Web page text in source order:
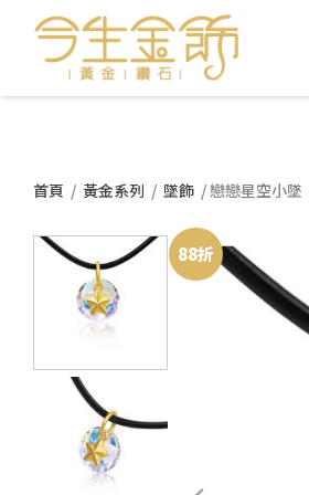
首頁 / 黃金系列 / 墜飾 / 戀戀星空小墜
88折